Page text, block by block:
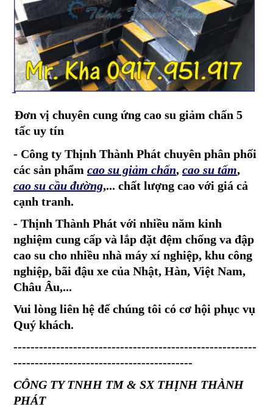
Đơn vị chuyên cung ứng cao su giảm chấn 5
tấc uy tín
- Công ty Thịnh Thành Phát chuyên phân phối
các sản phẩm cao su giảm chấn, cao su tấm,
cao su cầu đường,... chất lượng cao với giá cả
cạnh tranh.
- Thịnh Thành Phát với nhiều năm kinh
nghiệm cung cấp và lắp đặt đệm chống va đập
cao su cho nhiều nhà máy xí nghiệp, khu công
nghiệp, bãi đậu xe của Nhật, Hàn, Việt Nam,
Châu Âu,...
Vui lòng liên hệ để chúng tôi có cơ hội phục vụ
Quý khách.
---------------------------------------------------------
------------------------------------------
CÔNG TY TNHH TM & SX THỊNH THÀNH
PHÁT